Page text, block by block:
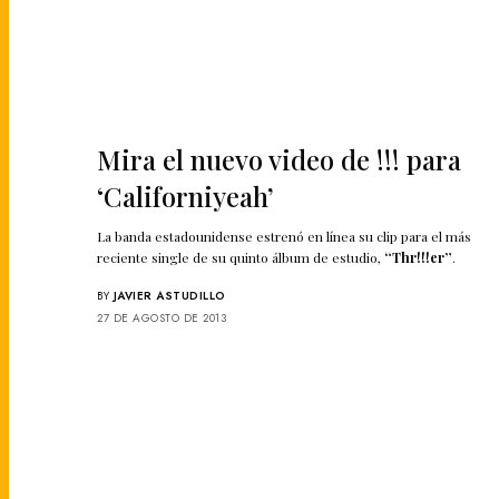
Mira el nuevo video de !!! para
‘Californiyeah’
La banda estadounidense estrenó en línea su clip para el más
reciente single de su quinto álbum de estudio, “Thr!!!er”.
BY JAVIER ASTUDILLO
27 DE AGOSTO DE 2013